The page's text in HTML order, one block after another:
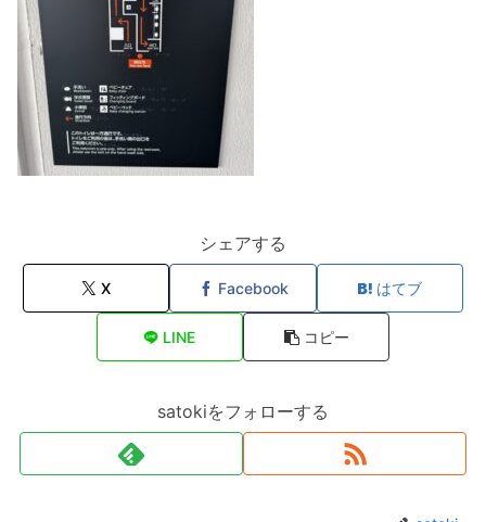
シェアする
X Facebook はてブ
LINE コピー
satokiをフォローする